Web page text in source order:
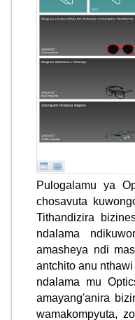
Pulogalamu ya
chosavuta
Tithandizira
ndalama
amasheya ndi
antchito anu
ndalama mu
amayang'anira
wamakompyuta,